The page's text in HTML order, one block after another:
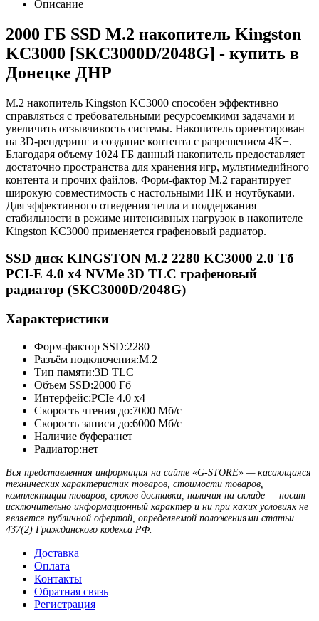
Описание
2000 ГБ SSD M.2 накопитель Kingston
KC3000 [SKC3000D/2048G] - купить в
Донецке ДНР
M.2 накопитель Kingston KC3000 способен эффективно
справляться с требовательными ресурсоемкими задачами и
увеличить отзывчивость системы. Накопитель ориентирован
на 3D-рендеринг и создание контента с разрешением 4K+.
Благодаря объему 1024 ГБ данный накопитель предоставляет
достаточно пространства для хранения игр, мультимедийного
контента и прочих файлов. Форм-фактор M.2 гарантирует
широкую совместимость с настольными ПК и ноутбуками.
Для эффективного отведения тепла и поддержания
стабильности в режиме интенсивных нагрузок в накопителе
Kingston KC3000 применяется графеновый радиатор.
SSD диск KINGSTON M.2 2280 KC3000 2.0 Тб
PCI-E 4.0 x4 NVMe 3D TLC графеновый
радиатор (SKC3000D/2048G)
Характеристики
Форм-фактор SSD:2280
Разъём подключения:M.2
Тип памяти:3D TLC
Объем SSD:2000 Гб
Интерфейс:PCIe 4.0 x4
Скорость чтения до:7000 Мб/с
Скорость записи до:6000 Мб/с
Наличие буфера:нет
Радиатор:нет
Вся представленная информация на сайте «G-STORE» — касающаяся
технических характеристик товаров, стоимости товаров,
комплектации товаров, сроков доставки, наличия на складе — носит
исключительно информационный характер и ни при каких условиях не
является публичной офертой, определяемой положениями статьи
437(2) Гражданского кодекса РФ.
Доставка
Оплата
Контакты
Обратная связь
Регистрация